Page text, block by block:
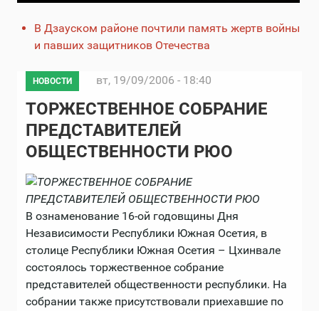
В Дзауском районе почтили память жертв войны
и павших защитников Отечества
НОВОСТИ вт, 19/09/2006 - 18:40
ТОРЖЕСТВЕННОЕ СОБРАНИЕ
ПРЕДСТАВИТЕЛЕЙ
ОБЩЕСТВЕННОСТИ РЮО
В ознаменование 16-ой годовщины Дня
Независимости Республики Южная Осетия, в
столице Республики Южная Осетия – Цхинвале
состоялось торжественное собрание
представителей общественности республики. На
собрании также присутствовали приехавшие по